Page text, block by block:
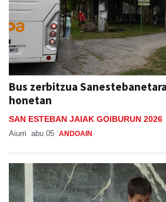
Bus zerbitzua
honetan
SAN ESTEBAN JAIAK GOIBURUN 2026
Aiurri abu 05 ANDOAIN